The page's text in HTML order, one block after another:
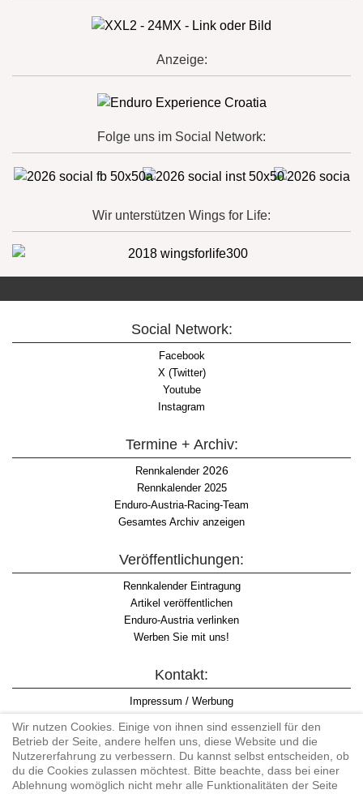
Anzeige:
Folge uns im Social Network:
Wir unterstützen Wings for Life:
Social Network:
Facebook
X (Twitter)
Youtube
Instagram
Termine + Archiv:
Rennkalender2026
Rennkalender 2025
Enduro-Austria-Racing-Team
Gesamtes Archiv anzeigen
Veröffentlichungen:
Rennkalender Eintragung
Artikel veröffentlichen
Enduro-Austria verlinken
Werben Sie mit uns!
Kontakt:
Impressum / Werbung
Informationspflicht WKO
AGB
Wir nutzen Cookies. Einige von ihnen sind essenziell für den
Betrieb der Seite, andere helfen uns, diese Website und die
Nutzererfahrung zu verbessern. Du kannst selbst entscheiden, ob
du die Cookies zulassen möchtest. Bitte beachte, dass bei einer
Ablehnung womöglich nicht mehr alle Funktionalitäten der Seite